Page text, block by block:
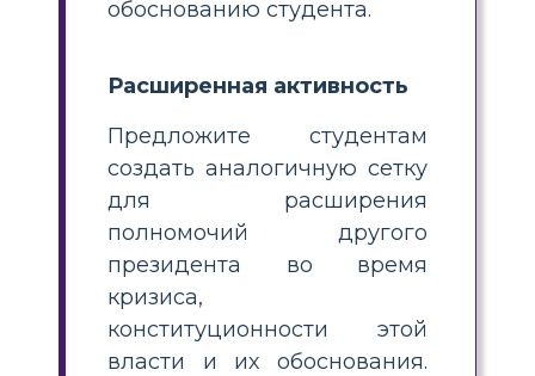
обоснованию студента.
Расширенная активность
Предложите студентам
создать аналогичную сетку
для расширения
полномочий другого
президента во время
кризиса,
конституционности этой
власти и их обоснования.